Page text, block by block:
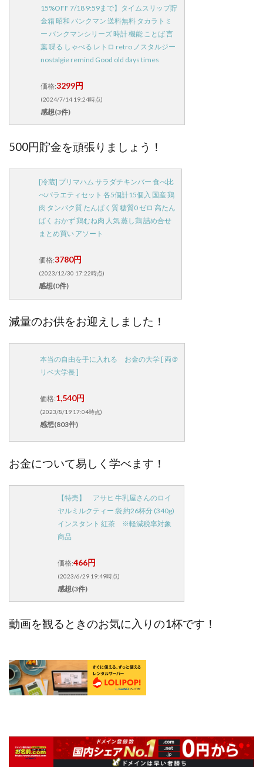
15%OFF 7/18 9:59まで】タイムスリップ貯
金箱 昭和 バンクマン 送料無料 タカラトミ
ー バンクマンシリーズ 時計 機能 ことば 言
葉 喋る しゃべる レトロ retro ノスタルジー
nostalgie remind Good old days times
価格:3299円
(2024/7/14 19:24時点)
感想(3件)
500円貯金を頑張りましょう！
[冷蔵] プリマハム サラダチキンバー 食べ比
べバラエティセット 各5個計15個入 国産 鶏
肉 タンパク質 たんぱく質 糖質0 ゼロ 高たん
ぱく おかず 鶏むね肉 人気 蒸し鶏 詰め合せ
まとめ買い アソート
価格:3780円
(2023/12/30 17:22時点)
感想(0件)
減量のお供をお迎えしました！
本当の自由を手に入れる お金の大学 [ 両＠
リベ大学長 ]
価格:1,540円
(2023/8/19 17:04時点)
感想(803件)
お金について易しく学べます！
【特売】 アサヒ 牛乳屋さんのロイ
ヤルミルクティー 袋 約26杯分 (340g)
インスタント 紅茶 ※軽減税率対象
商品
価格:466円
(2023/6/29 19:49時点)
感想(3件)
動画を観るときのお気に入りの1杯です！